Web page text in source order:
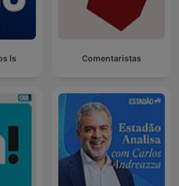
Is Comentaristas